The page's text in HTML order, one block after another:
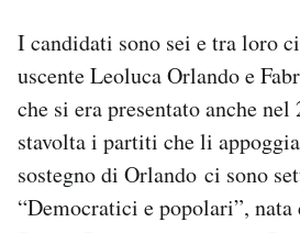
I candidati sono sei e tra loro
uscente Leoluca Orlando e
che si era presentato anche nel
stavolta i partiti che li
sostegno di Orlando ci sono
“Democratici e popolari”,